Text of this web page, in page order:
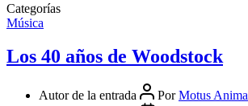
Categorías
Música
Los 40 años de Woodstock
Autor de la entrada PorMotus Anima